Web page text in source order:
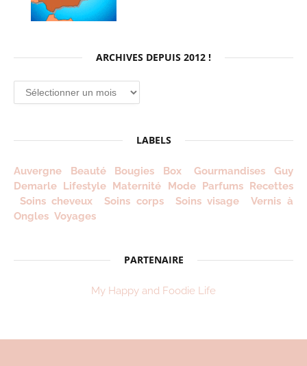
ARCHIVES DEPUIS 2012 !
Archives
depuis
LABELS
Auvergne Beauté Bougies Box Gourmandises
Guy
Demarle Lifestyle Maternité Mode Parfums Recettes
Soins cheveux
Soins corps Soins visage
Vernis à
Ongles Voyages
PARTENAIRE
My Happy and Foodie Life